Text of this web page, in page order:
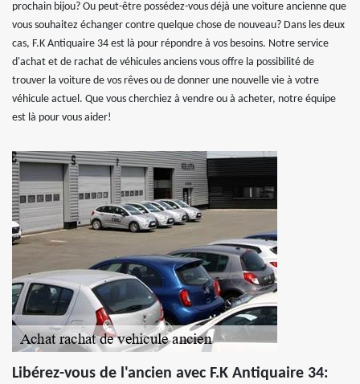
prochain bijou? Ou peut-être possédez-vous déjà une voiture ancienne que
vous souhaitez échanger contre quelque chose de nouveau? Dans les deux
cas, F.K Antiquaire 34 est là pour répondre à vos besoins. Notre service
d'achat et de rachat de véhicules anciens vous offre la possibilité de
trouver la voiture de vos rêves ou de donner une nouvelle vie à votre
véhicule actuel. Que vous cherchiez à vendre ou à acheter, notre équipe
est là pour vous aider!
Libérez-vous de l'ancien avec F.K Antiquaire 34: